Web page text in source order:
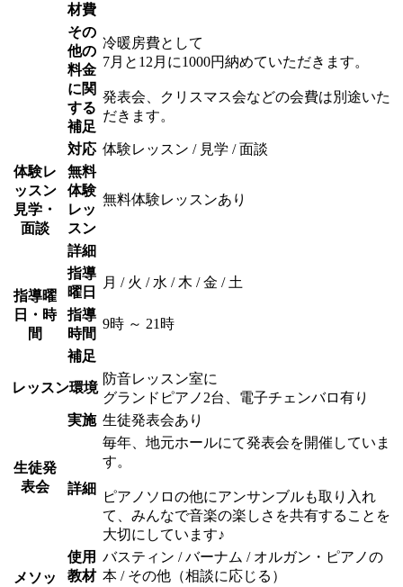
材費
その
他の
料金
に関
する
補足
冷暖房費として
7月と12月に1000円納めていただきます。
発表会、クリスマス会などの会費は別途いた
だきます。
体験レ
ッスン
見学・
面談
対応 体験レッスン / 見学 / 面談
無料
体験
レッ
スン
無料体験レッスンあり
詳細
指導曜
日・時
間
指導
曜日
月 / 火 / 水 / 木 / 金 / 土
指導
時間
9時 ～ 21時
補足
レッスン環境
防音レッスン室に
グランドピアノ2台、電子チェンバロ有り
生徒発
表会
実施 生徒発表会あり
詳細
毎年、地元ホールにて発表会を開催していま
す。
ピアノソロの他にアンサンブルも取り入れ
て、みんなで音楽の楽しさを共有することを
大切にしています♪
メソッ
使用
教材
バスティン / バーナム / オルガン・ピアノの
本 / その他（相談に応じる）